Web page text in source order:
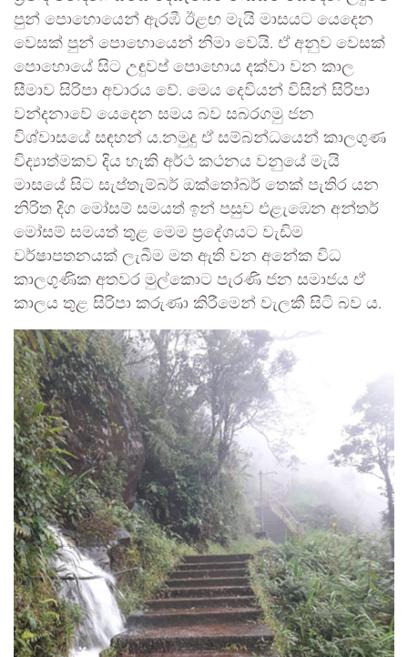
පුන් පොහොයෙන් ඇරඹී ඊළඟ මැයි මාසයට යෙදෙන
වෙසක් පුන් පොහොයෙන් නිමා වෙයි. ඒ අනුව වෙසක්
පොහොයේ සිට උඳුවප් පොහොය දක්වා වන කාල
සීමාව සිරිපා අවාරය වේ. මෙය දෙවියන් විසින් සිරිපා
වන්දනාවේ යෙදෙන සමය බව සබරගමු ජන
විශ්වාසයේ සඳහන් ය.නමුදු ඒ සම්බන්ධයෙන් කාලගුණ
විද්‍යාත්මකව දිය හැකි අර්ථ කථනය වනුයේ මැයි
මාසයේ සිට සැප්තැම්බර් ඔක්තෝබර් තෙක් පැතිර යන
නිරිත දිග මෝසම් සමයත් ඉන් පසුව එළැඹෙන අන්තර්
මෝසම් සමයත් තුළ මෙම ප්‍රදේශයට වැඩිම
වර්ෂාපතනයක් ලැබීම මත ඇති වන අනේක විධ
කාලගුණික අතවර මුල්කොට පැරණි ජන සමාජය ඒ
කාලය තුළ සිරිපා කරුණා කිරීමෙන් වැලකී සිටි බව ය.